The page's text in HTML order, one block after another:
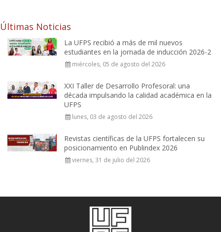
Últimas Noticias
La UFPS recibió a más de mil nuevos
estudiantes en la jornada de inducción 2026-2
miércoles, 05 de agosto del 2026
XXI Taller de Desarrollo Profesoral: una
década impulsando la calidad académica en la
UFPS
lunes, 03 de agosto del 2026
Revistas científicas de la UFPS fortalecen su
posicionamiento en Publindex 2026
viernes, 31 de julio del 2026